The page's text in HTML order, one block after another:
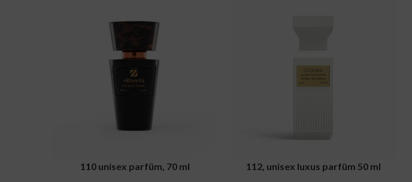
ADD TO CART110 unisex parfüm, 70 ml ADD TO CART
112, unisex luxus parfüm 50 ml